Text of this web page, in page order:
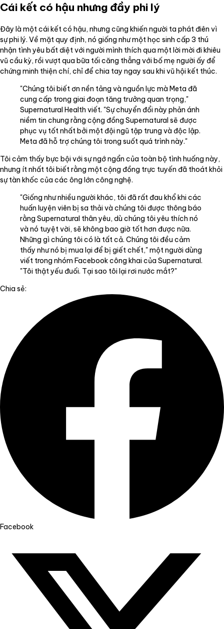
Cái kết có hậu nhưng đầy phi lý
Đây là một cái kết có hậu, nhưng cũng khiến người ta phát điên vì
sự phi lý. Về mặt quy định, nó giống như một học sinh cấp 3 thú
nhận tình yêu bất diệt với người mình thích qua một lời mời đi khiêu
vũ cầu kỳ, rồi vượt qua bữa tối căng thẳng với bố mẹ người ấy để
chứng minh thiện chí, chỉ để chia tay ngay sau khi vũ hội kết thúc.
"Chúng tôi biết ơn nền tảng và nguồn lực mà Meta đã
cung cấp trong giai đoạn tăng trưởng quan trọng,"
Supernatural Health viết. "Sự chuyển đổi này phản ánh
niềm tin chung rằng cộng đồng Supernatural sẽ được
phục vụ tốt nhất bởi một đội ngũ tập trung và độc lập.
Meta đã hỗ trợ chúng tôi trong suốt quá trình này."
Tôi cảm thấy bực bội với sự ngớ ngẩn của toàn bộ tình huống này,
nhưng ít nhất tôi biết rằng một cộng đồng trực tuyến đã thoát khỏi
sự tàn khốc của các ông lớn công nghệ.
"Giống như nhiều người khác, tôi đã rất đau khổ khi các
huấn luyện viên bị sa thải và chúng tôi được thông báo
rằng Supernatural thân yêu, dù chúng tôi yêu thích nó
và nó tuyệt vời, sẽ không bao giờ tốt hơn được nữa.
Những gì chúng tôi có là tất cả. Chúng tôi đều cảm
thấy như nó bị mua lại để bị giết chết," một người dùng
viết trong nhóm Facebook công khai của Supernatural.
"Tôi thật yếu đuối. Tại sao tôi lại rơi nước mắt?"
Chia sẻ:
Facebook